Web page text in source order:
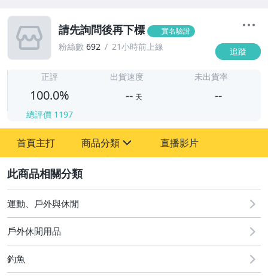
請先詢問後再下標 實名驗證
粉絲數 692 21小時前上線 追蹤
正評
100.0%
總評價 1197
出貨速度
-- 天
未出貨率
--
首頁主打 商品分類
運動、戶外與休閒
直播影片
運動、戶外與休閒
戶外休閒用品
釣魚